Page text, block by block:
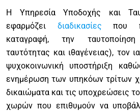
Η Υπηρεσία Υποδοχής και
εφαρμόζει διαδικασίες που
καταγραφή, την
ταυτότητας και ιθαγένειας), τον
ψυχοκοινωνική υποστήριξη
ενημέρωση των υπηκόων τρίτων
δικαιώματα και τις υποχρεώσεις
χωρών που επιθυμούν να